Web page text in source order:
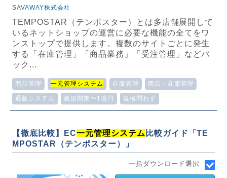
SAVAWAY株式会社
TEMPOSTAR（テンポスター）とは多店舗展開して
いるネットショップの運営に必要な機能の全てをワ
ンストップで提供します。複数のサイトごとに発生
する「在庫管理」「商品業務」「受注管理」などバ
ック...
商品管理 一元管理システム 在庫管理 商品・在庫管理
通販システム 新規開業〜1億円 規模問わず
【徹底比較】EC一元管理システム 比較ガイド「TE
MPOSTAR（テンポスター）」
一括ダウンロード選択